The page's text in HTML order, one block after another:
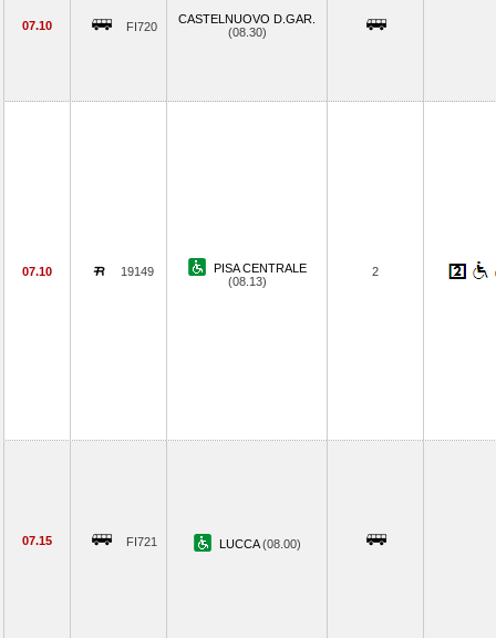
07.10 FI720
CASTELNUOVO D.GAR.
(08.30)
07.10 19149
PISA CENTRALE
(08.13)
2
07.15 FI721 LUCCA(08.00)